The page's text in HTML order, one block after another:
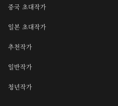
중국 초대작가
일본 초대작가
추천작가
일반작가
청년작가